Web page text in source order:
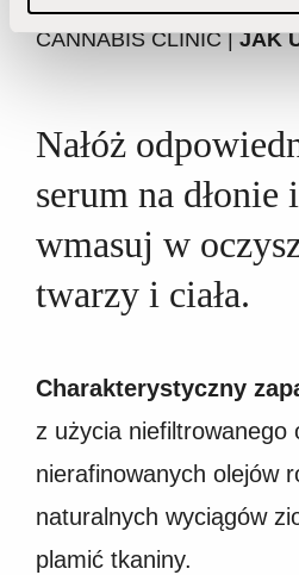
CANNABIS CLINIC |JAK
Nałóż
serum na
wmasuj w
twarzy i ciała.
Charakterystyczny
z użycia niefiltrowanego
nierafinowanych olejów
naturalnych wyciągów
plamić tkaniny.